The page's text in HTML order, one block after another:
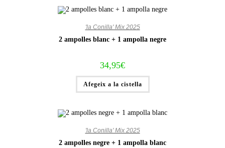
'la Conilla' Mix 2025
2 ampolles blanc + 1 ampolla negre
34,95€
Afegeix a la cistella
'la Conilla' Mix 2025
2 ampolles negre + 1 ampolla blanc